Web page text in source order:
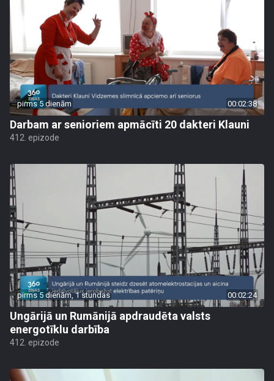
pirms 5 dienām 00:02:38
Darbam ar senioriem apmācīti 20 dakteri Klauni
412. epizode
pirms 5 dienām, 1 stundas 00:02:24
Ungārijā un Rumānijā apdraudēta valsts
energotīklu darbība
412. epizode